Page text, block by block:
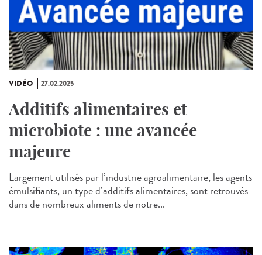
VIDÉO 27.02.2025
Additifs alimentaires et
microbiote : une avancée
majeure
Largement utilisés par l’industrie agroalimentaire, les agents
émulsifiants, un type d’additifs alimentaires, sont retrouvés
dans de nombreux aliments de notre...